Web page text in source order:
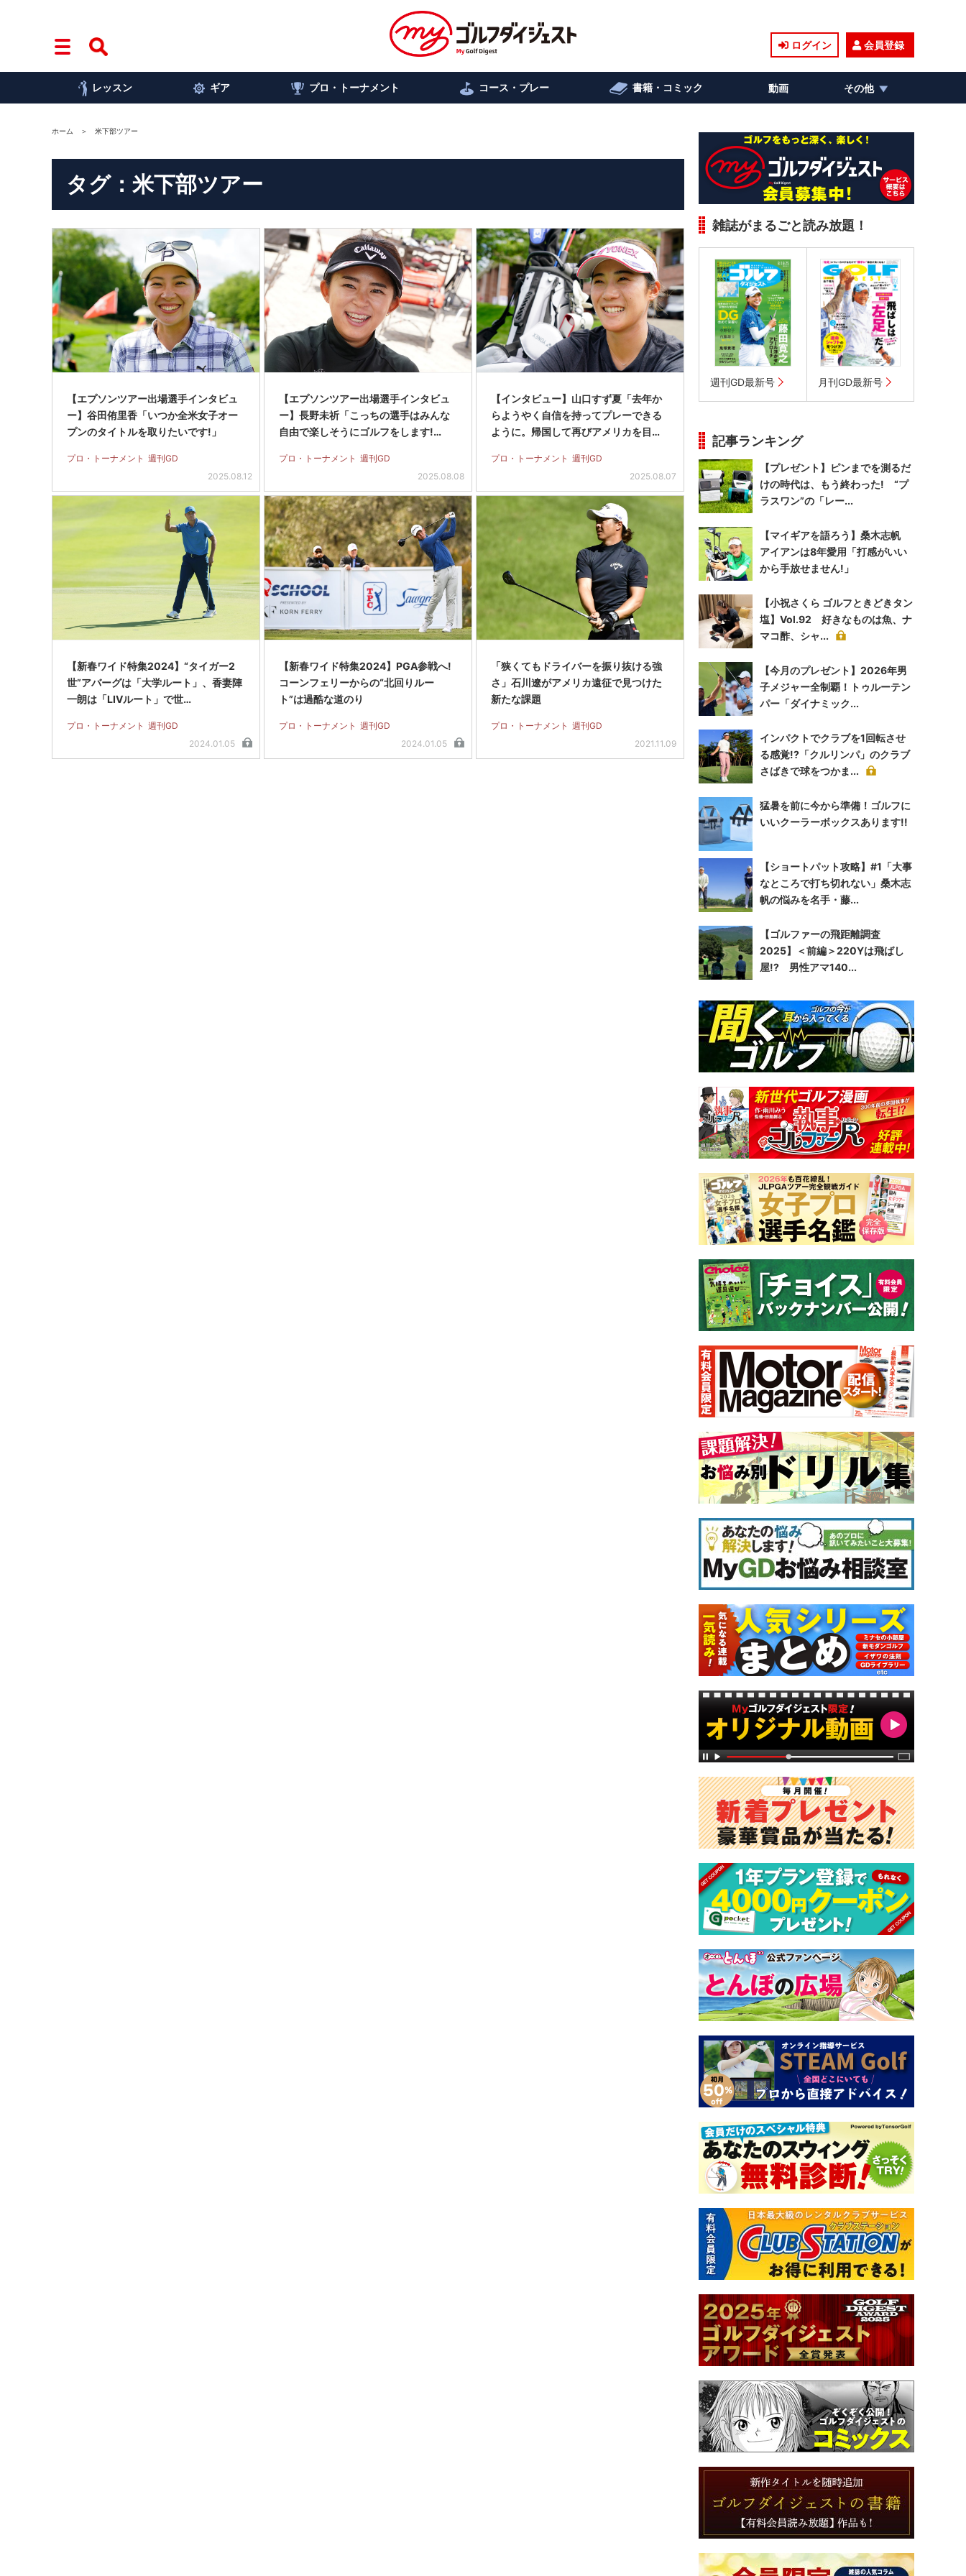
ログイン 会員登録
レッスン ギア プロ・トーナメント コース・プレー 書籍・コミック 動画 その他
ホーム 米下部ツアー
タグ：米下部ツアー
【エプソンツアー出場選手インタビュ
ー】谷田侑里香「いつか全米女子オー
プンのタイトルを取りたいです!」
プロ・トーナメント 週刊GD
2025.08.12
【エプソンツアー出場選手インタビュ
ー】長野未祈「こっちの選手はみんな
自由で楽しそうにゴルフをします!…
プロ・トーナメント 週刊GD
2025.08.08
【インタビュー】山口すず夏「去年か
らようやく自信を持ってプレーできる
ように。帰国して再びアメリカを目…
プロ・トーナメント 週刊GD
2025.08.07
【新春ワイド特集2024】“タイガー2
世”アバーグは「大学ルート」、香妻陣
一朗は「LIVルート」で世…
プロ・トーナメント 週刊GD
2024.01.05
【新春ワイド特集2024】PGA参戦へ!
コーンフェリーからの“北回りルー
ト”は過酷な道のり
プロ・トーナメント 週刊GD
2024.01.05
「狭くてもドライバーを振り抜ける強
さ」石川遼がアメリカ遠征で見つけた
新たな課題
プロ・トーナメント 週刊GD
2021.11.09
雑誌がまるごと読み放題！
週刊GD最新号 月刊GD最新号
記事ランキング
【プレゼント】ピンまでを測るだ
けの時代は、もう終わった! “プ
ラスワン”の「レー...
【マイギアを語ろう】桑木志帆
アイアンは8年愛用「打感がいい
から手放せません!」
【小祝さくら ゴルフときどきタン
塩】Vol.92 好きなものは魚、ナ
マコ酢、シャ...
【今月のプレゼント】2026年男
子メジャー全制覇！トゥルーテン
パー「ダイナミック...
インパクトでクラブを1回転させ
る感覚!?「クルリンパ」のクラブ
さばきで球をつかま...
猛暑を前に今から準備！ゴルフに
いいクーラーボックスあります!!
【ショートパット攻略】#1「大事
なところで打ち切れない」桑木志
帆の悩みを名手・藤...
【ゴルファーの飛距離調査
2025】＜前編＞220Yは飛ばし
屋!? 男性アマ140...